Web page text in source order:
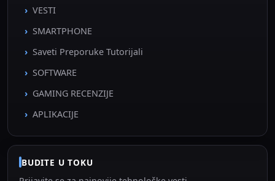
VESTI
SMARTPHONE
Saveti Preporuke Tutorijali
SOFTWARE
GAMING RECENZIJE
APLIKACIJE
BUDITE U TOKU